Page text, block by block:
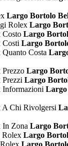
Largo Bortolo
Rolex Largo
Costo Largo
Costi Largo
Costa
Prezzo Largo
Prezzi Largo
Informazioni
A Chi Rivolgersi
In Zona Largo
Rolex Largo
Largo